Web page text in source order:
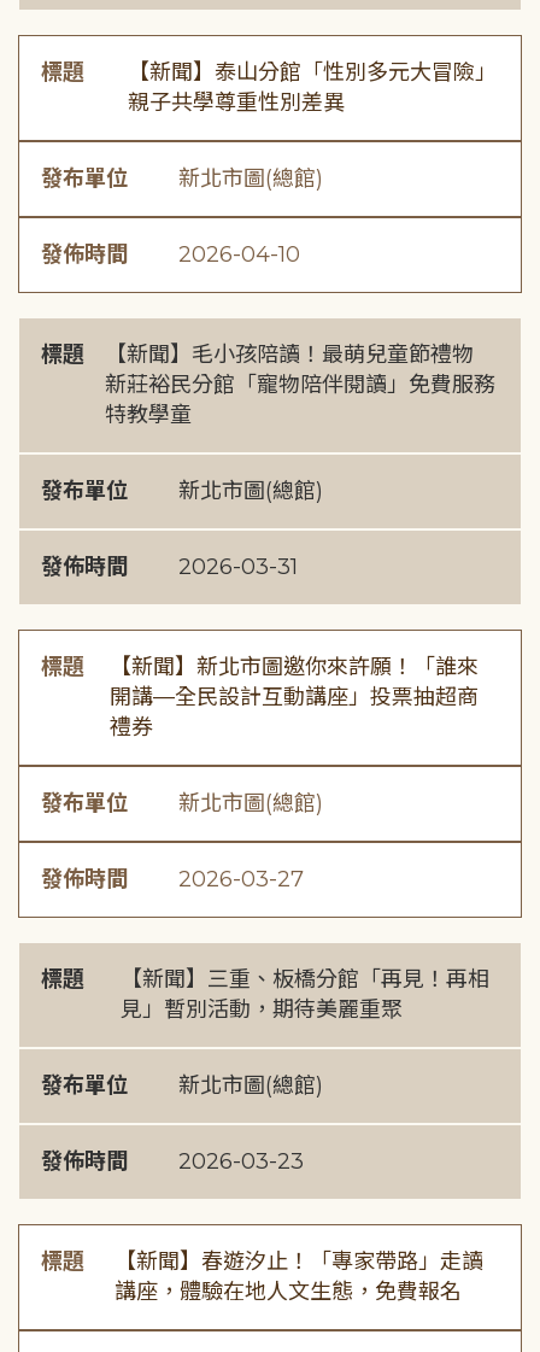
標題
【新聞】泰山分館「性別多元大冒險」
親子共學尊重性別差異
發布單位 新北市圖(總館)
發佈時間 2026-04-10
標題
【新聞】毛小孩陪讀！最萌兒童節禮物
新莊裕民分館「寵物陪伴閱讀」免費服務
特教學童
發布單位 新北市圖(總館)
發佈時間 2026-03-31
標題
【新聞】新北市圖邀你來許願！「誰來
開講—全民設計互動講座」投票抽超商
禮券
發布單位 新北市圖(總館)
發佈時間 2026-03-27
標題
【新聞】三重、板橋分館「再見！再相
見」暫別活動，期待美麗重聚
發布單位 新北市圖(總館)
發佈時間 2026-03-23
標題
【新聞】春遊汐止！「專家帶路」走讀
講座，體驗在地人文生態，免費報名